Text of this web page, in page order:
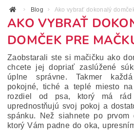
Blog Ako vybrať dokonalý
AKO VYBRAŤ
DOMČEK PRE
Zaobstarali ste si mačičku ako
chcete jej dopriať zaslúžené
úplne správne. Takmer
pokojné, tiché a teplé miesto
rozdiel od psa, ktorý má rád
uprednostňujú svoj pokoj a
spánku. Než siahnete po prvom
ktorý Vám padne do oka,